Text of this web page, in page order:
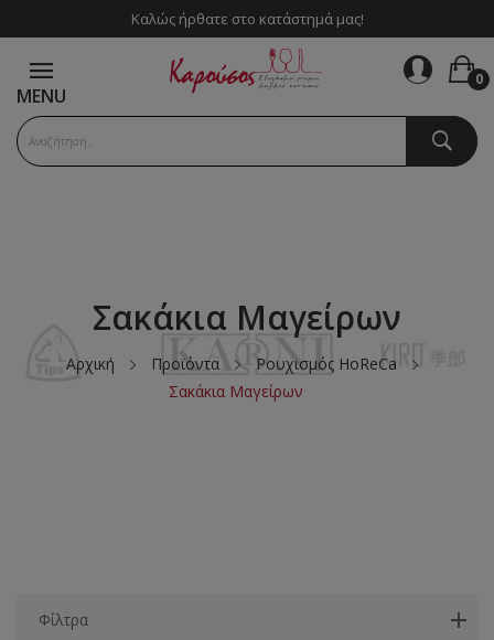
Καλώς ήρθατε στο κατάστημά μας!
MENU
0
Σακάκια Μαγείρων
Αρχική Προϊόντα
Ρουχισμός HoReCa
Σακάκια Μαγείρων
Φίλτρα